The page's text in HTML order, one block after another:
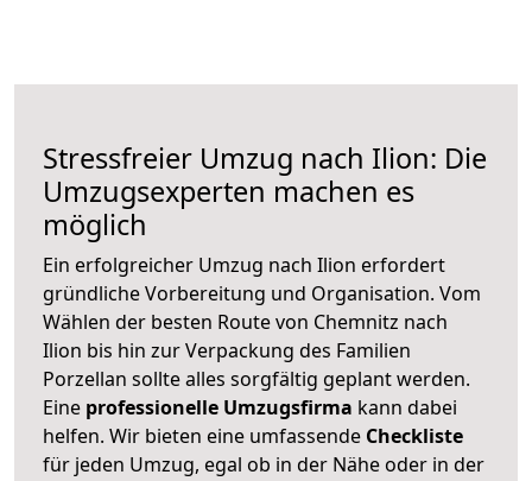
Stressfreier Umzug nach Ilion: Die
Umzugsexperten machen es
möglich
Ein erfolgreicher Umzug nach Ilion erfordert
gründliche Vorbereitung und Organisation. Vom
Wählen der besten Route von Chemnitz nach
Ilion bis hin zur Verpackung des Familien
Porzellan sollte alles sorgfältig geplant werden.
Eine professionelle Umzugsfirma kann dabei
helfen. Wir bieten eine umfassende Checkliste
für jeden Umzug, egal ob in der Nähe oder in der